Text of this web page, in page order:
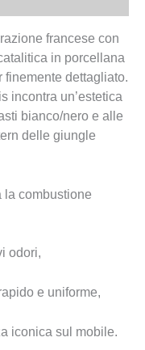
francese con
in porcellana
finemente dettagliato.
incontra un’estetica
bianco/nero e alle
delle giungle
la combustione
odori,
e uniforme,
iconica sul mobile.